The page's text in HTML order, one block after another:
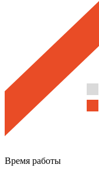
Время работы